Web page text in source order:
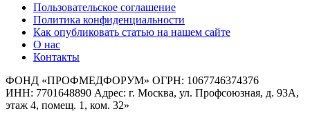
Пользовательское соглашение
Политика конфиденциальности
Как опубликовать статью на нашем сайте
О нас
Контакты
ФОНД «ПРОФМЕДФОРУМ» ОГРН: 1067746374376
ИНН: 7701648890 Адрес: г. Москва, ул. Профсоюзная, д. 93А,
этаж 4, помещ. 1, ком. 32»